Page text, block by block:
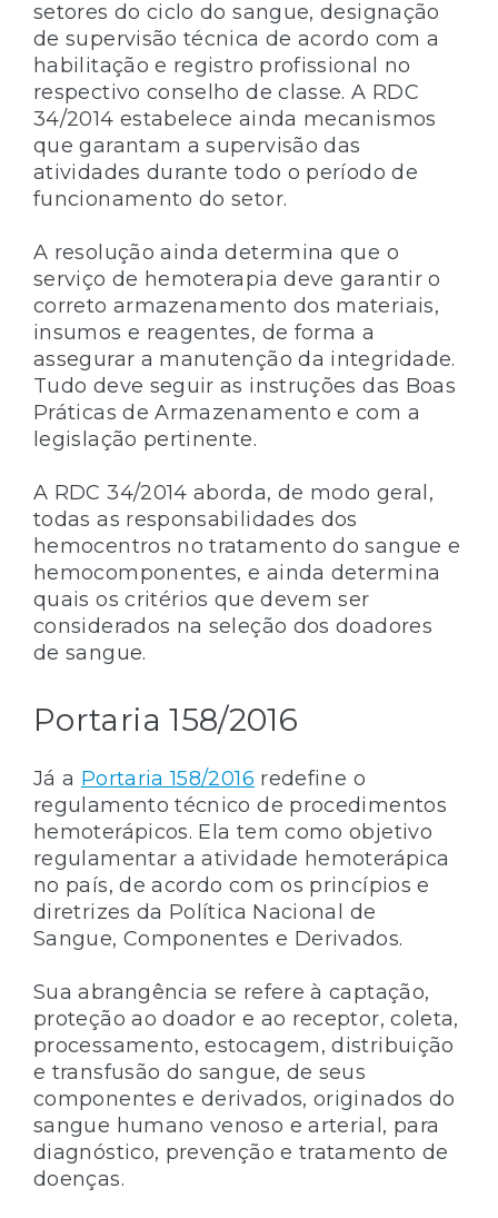
setores do ciclo do sangue, designação
de supervisão técnica de acordo com a
habilitação e registro profissional no
respectivo conselho de classe. A RDC
34/2014 estabelece ainda mecanismos
que garantam a supervisão das
atividades durante todo o período de
funcionamento do setor.
A resolução ainda determina que o
serviço de hemoterapia deve garantir o
correto armazenamento dos materiais,
insumos e reagentes, de forma a
assegurar a manutenção da integridade.
Tudo deve seguir as instruções das Boas
Práticas de Armazenamento e com a
legislação pertinente.
A RDC 34/2014 aborda, de modo geral,
todas as responsabilidades dos
hemocentros no tratamento do sangue e
hemocomponentes, e ainda determina
quais os critérios que devem ser
considerados na seleção dos doadores
de sangue.
Portaria 158/2016
Já a Portaria 158/2016 redefine o
regulamento técnico de procedimentos
hemoterápicos. Ela tem como objetivo
regulamentar a atividade hemoterápica
no país, de acordo com os princípios e
diretrizes da Política Nacional de
Sangue, Componentes e Derivados.
Sua abrangência se refere à captação,
proteção ao doador e ao receptor, coleta,
processamento, estocagem, distribuição
e transfusão do sangue, de seus
componentes e derivados, originados do
sangue humano venoso e arterial, para
diagnóstico, prevenção e tratamento de
doenças.